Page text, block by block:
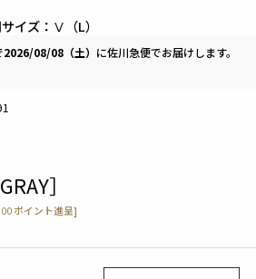
イズ：Ⅴ（L）
］
ポイント進呈]
2026/08/08（土） に佐川急便でお届けします。